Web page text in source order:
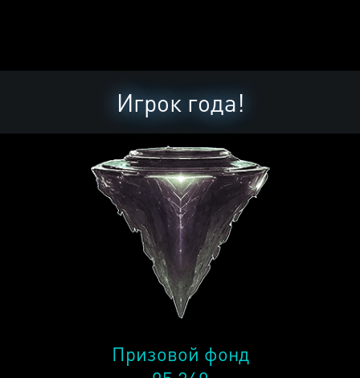
Игрок года!
Призовой фонд